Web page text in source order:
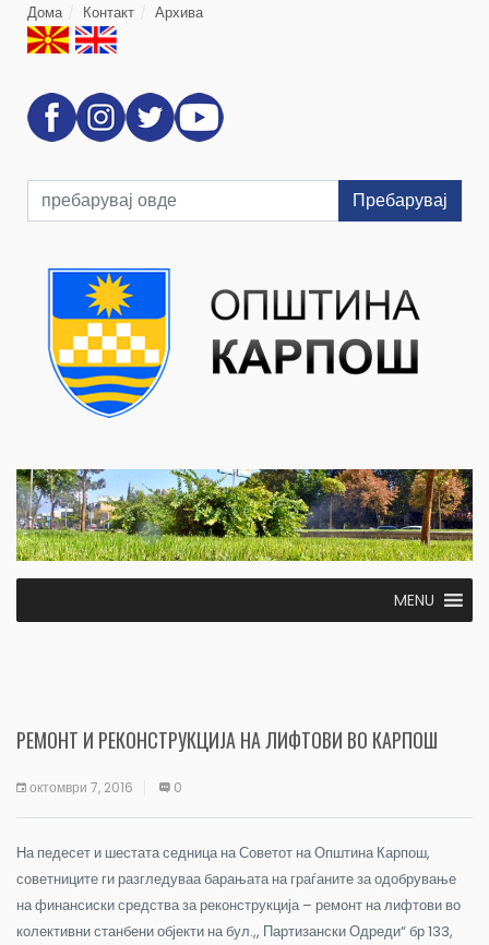
Дома Контакт Архива
Пребарувај
MENU
РЕМОНТ И РЕКОНСТРУКЦИЈА НА ЛИФТОВИ ВО КАРПОШ
октомври 7, 2016 0
На педесет и шестата седница на Советот на Општина Карпош,
советниците ги разгледуваа барањата на граѓаните за одобрување
на финансиски средства за реконструкција – ремонт на лифтови во
колективни станбени објекти на бул.,, Партизански Одреди“ бр 133,